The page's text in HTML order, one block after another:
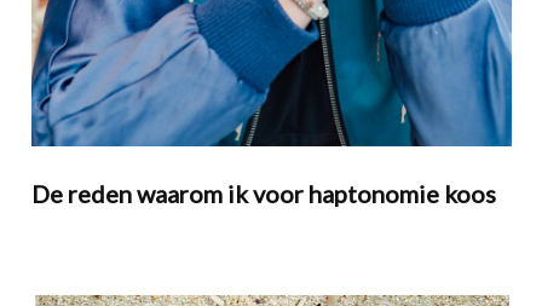
De reden waarom ik voor haptonomie koos